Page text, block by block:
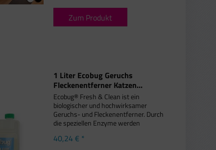
Zum Produkt
1 Liter Ecobug Geruchs
Fleckenentferner Katzen...
Ecobug® Fresh & Clean ist ein
biologischer und hochwirksamer
Geruchs- und Fleckenentferner. Durch
die speziellen Enzyme werden
und Flecken auf Teppichen, Decken
40,24 € *